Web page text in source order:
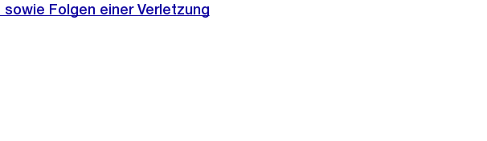
Folgen einer Verletzung